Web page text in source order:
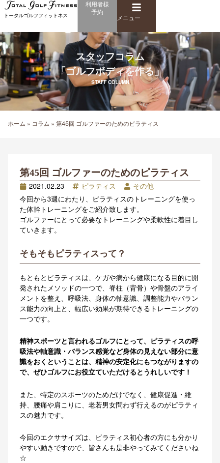
容
ス
キ
ッ
プ
トータルゴルフフィットネス
メ
ニ
ュ
ー
メニュー
利用者様
予約
スタッフコラム
「ゴルフボディを作る」
STAFF COLUMN
ホーム » コラム » 第45回 ゴルファーのためのピラティス
第45回 ゴルファーのためのピラティス
2021.02.23 ピラティス
その他
今回から3週にわたり、ピラティスのトレーニングを使っ
た体幹トレーニングをご紹介致します。
ゴルファーにとって必要なトレーニングや柔軟性に着目し
ていきます。
そもそもピラティスって？
もともとピラティスは、ケガや病から健康になる目的に開
発されたメソッドの一つで、脊柱（背骨）や骨盤のアライ
メントを整え、呼吸法、身体の軸意識、調整能力やバラン
ス能力の向上と、幅広い効果が期待できるトレーニングの
一つです。
精神スポーツと言われるゴルフにとって、ピラティスの呼
吸法や軸意識・バランス感覚など身体の見えない部分に意
識をおくということは、精神の安定化にもつながりますの
で、ぜひゴルフにお役立ていただけるとうれしいです！
また、特定のスポーツのためだけでなく、健康促進・維
持、腰痛や肩こりに、老若男女問わず行えるのがピラティ
スの魅力です。
今回のエクササイズは、ピラティス初心者の方にも分かり
やすい動きですので、皆さんも是非やってみてくださいね
☆